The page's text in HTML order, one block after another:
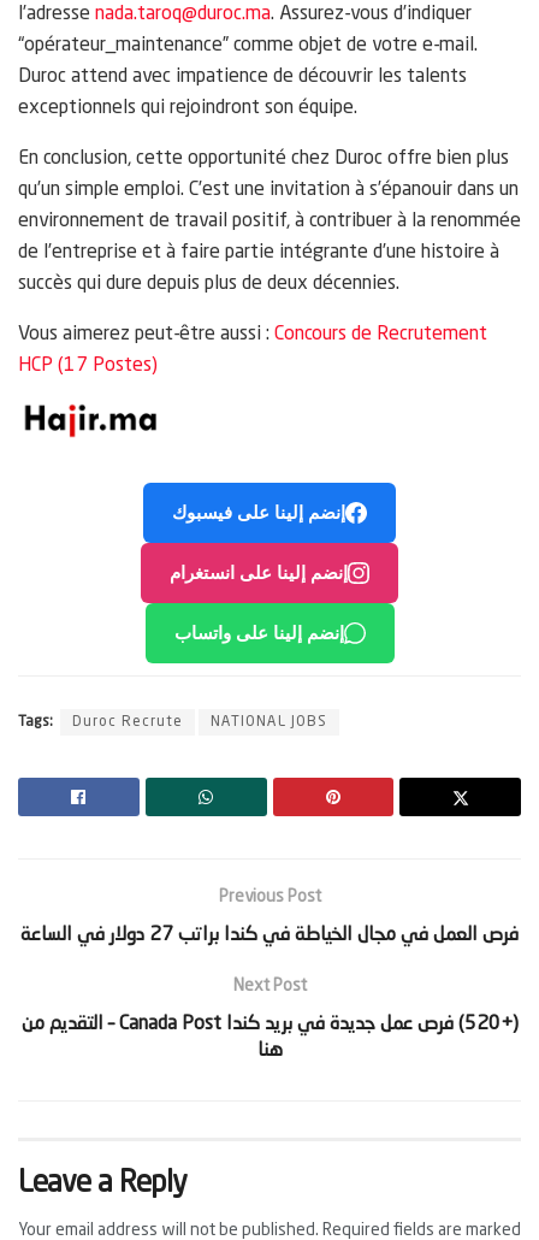
l’adresse nada.taroq@duroc.ma. Assurez-vous d’indiquer
“opérateur_maintenance” comme objet de votre e-mail.
Duroc attend avec impatience de découvrir les talents
exceptionnels qui rejoindront son équipe.
En conclusion, cette opportunité chez Duroc offre bien plus
qu’un simple emploi. C’est une invitation à s’épanouir dans un
environnement de travail positif, à contribuer à la renommée
de l’entreprise et à faire partie intégrante d’une histoire à
succès qui dure depuis plus de deux décennies.
Vous aimerez peut-être aussi : Concours de Recrutement
HCP (17 Postes)
إنضم إلينا على فيسبوك
إنضم إلينا على انستغرام
إنضم إلينا على واتساب
Tags: Duroc Recrute NATIONAL JOBS
Previous Post
Next Post
‫(+520) فرص عمل جديدة في بريد كندا Canada Post – التقديم من
هنا‬
Leave a Reply
Your email address will not be published. Required fields are marked